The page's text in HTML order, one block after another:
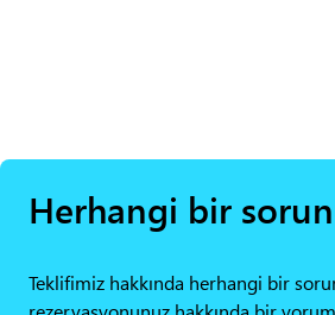
Herhangi bir
Teklifimiz hakkında herhangi bir